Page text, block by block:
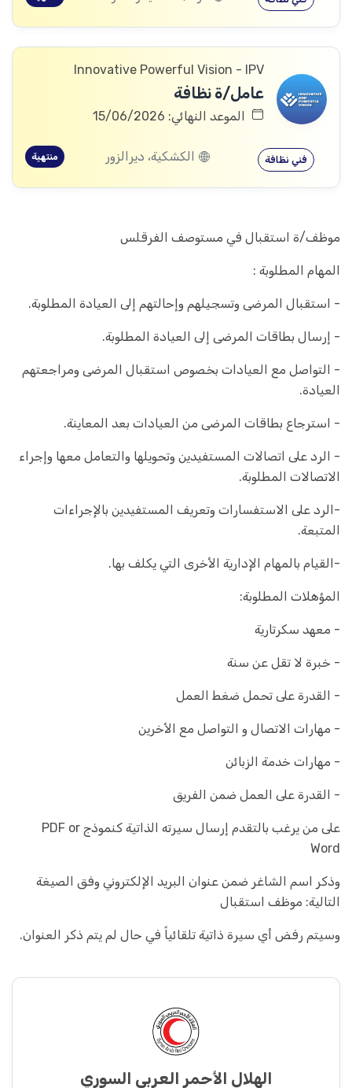
Innovative Powerful Vision - IPV
عامل/ة نظافة
الموعد النهائي: 15/06/2026
فني نظافة الكشكية، ديرالزور منتهية
موظف/ة استقبال في مستوصف الفرقلس
المهام المطلوبة :
- استقبال المرضى وتسجيلهم وإحالتهم إلى العيادة المطلوبة.
- إرسال بطاقات المرضى إلى العيادة المطلوبة.
- التواصل مع العيادات بخصوص استقبال المرضى ومراجعتهم
العيادة.
- استرجاع بطاقات المرضى من العيادات بعد المعاينة.
- الرد على اتصالات المستفيدين وتحويلها والتعامل معها وإجراء
الاتصالات المطلوبة.
-الرد على الاستفسارات وتعريف المستفيدين بالإجراءات
المتبعة.
-القيام بالمهام الإدارية الأخرى التي يكلف بها.
المؤهلات المطلوبة:
- معهد سكرتارية
- خبرة لا تقل عن سنة
- القدرة على تحمل ضغط العمل
- مهارات الاتصال و التواصل مع الأخرين
- مهارات خدمة الزبائن
- القدرة على العمل ضمن الفريق
على من يرغب بالتقدم إرسال سيرته الذاتية كنموذج PDF or
Word
وذكر اسم الشاغر ضمن عنوان البريد الإلكتروني وفق الصيغة
التالية: موظف استقبال
وسيتم رفض أي سيرة ذاتية تلقائياً في حال لم يتم ذكر العنوان.
الهلال الأحمر العربي السوري